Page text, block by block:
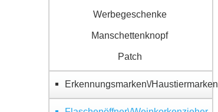
Werbegeschenke
Manschettenknopf
Patch
Erkennungsmarken\/Haustiermarken